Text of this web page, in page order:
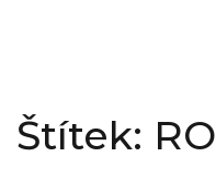
Štítek: